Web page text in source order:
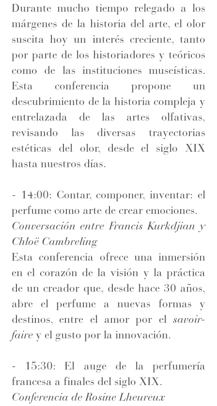
Durante mucho tiempo relegado a los
márgenes de la historia del arte, el olor
suscita hoy un interés creciente, tanto
por parte de los historiadores y teóricos
como de las instituciones museísticas.
Esta conferencia propone un
descubrimiento de la historia compleja y
entrelazada de las artes olfativas,
revisando las diversas trayectorias
estéticas del olor, desde el siglo XIX
hasta nuestros días.
- 14:00: Contar, componer, inventar: el
perfume como arte de crear emociones.
Conversación entre Francis Kurkdjian y
Chloë Cambreling
Esta conferencia ofrece una inmersión
en el corazón de la visión y la práctica
de un creador que, desde hace 30 años,
abre el perfume a nuevas formas y
destinos, entre el amor por el savoir-
faire y el gusto por la innovación.
- 15:30: El auge de la perfumería
francesa a finales del siglo XIX.
Conferencia de Rosine Lheureux